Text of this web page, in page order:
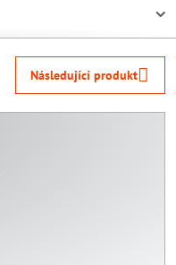
Následující produkt